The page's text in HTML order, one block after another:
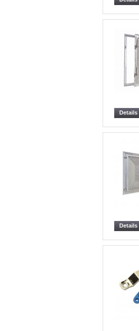
Details
Details